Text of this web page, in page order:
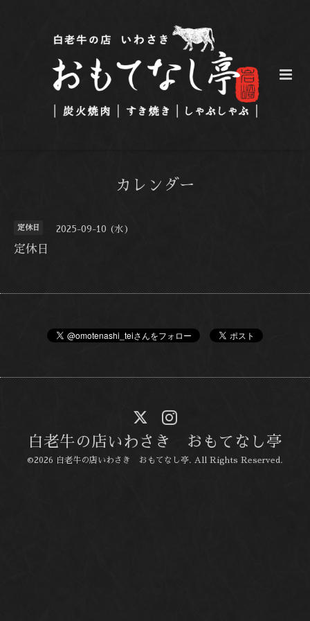
カレンダー
定休日 2025-09-10 (水)
定休日
白老牛の店いわさき おもてなし亭
©2026 白老牛の店いわさき おもてなし亭. All Rights Reserved.